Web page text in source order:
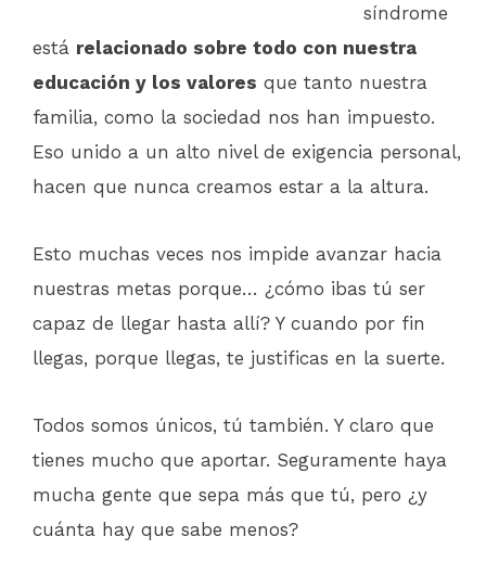
síndrome
está relacionado sobre todo con nuestra
educación y los valores que tanto nuestra
familia, como la sociedad nos han impuesto.
Eso unido a un alto nivel de exigencia personal,
hacen que nunca creamos estar a la altura.
Esto muchas veces nos impide avanzar hacia
nuestras metas porque… ¿cómo ibas tú ser
capaz de llegar hasta allí? Y cuando por fin
llegas, porque llegas, te justificas en la suerte.
Todos somos únicos, tú también. Y claro que
tienes mucho que aportar. Seguramente haya
mucha gente que sepa más que tú, pero ¿y
cuánta hay que sabe menos?